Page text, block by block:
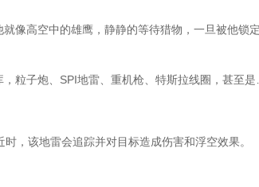
高空中的雄鹰，静静的等待猎物，一旦被他锁
子炮、SPI地雷、重机枪、特斯拉线圈，甚至
该地雷会追踪并对目标造成伤害和浮空效果。